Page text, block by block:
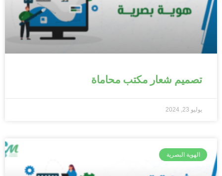
تصميم شعار مكتب محاماة
يوليو 23, 2024
الهوية البصرية